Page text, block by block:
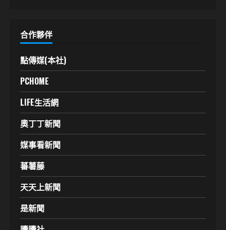
合作夥伴
點傳媒(本社)
PCHOME
LIFE生活網
奧丁丁新聞
媒事看新聞
蕃薯藤
天天上新聞
是新聞